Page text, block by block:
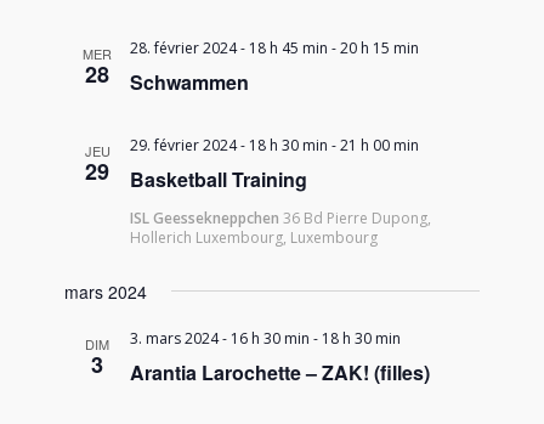
MER
28 Schwammen
28. février 2024 - 18 h 45 min -20 h 15 min
JEU
29 Basketball Training
29. février 2024 - 18 h 30 min -21 h 00 min
ISL Geessekneppchen36 Bd Pierre Dupong,
Hollerich Luxembourg, Luxembourg
mars 2024
DIM
3 Arantia Larochette – ZAK! (filles)
3. mars 2024 - 16 h 30 min - 18 h 30 min